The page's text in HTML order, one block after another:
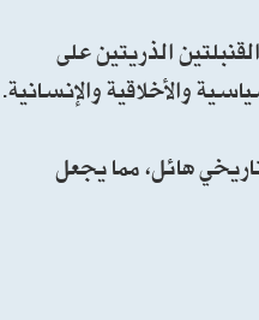
الذريتين على
هائل، مما يجعل